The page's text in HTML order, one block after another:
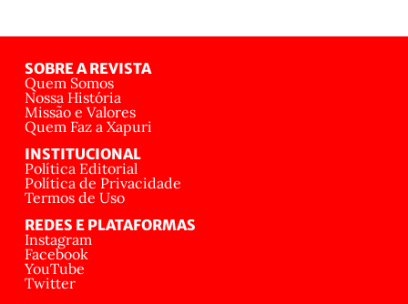
SOBRE A REVISTA
Quem Somos
Nossa História
Missão e Valores
Quem Faz a Xapuri
INSTITUCIONAL
Política Editorial
Política de Privacidade
Termos de Uso
REDES E PLATAFORMAS
Instagram
Facebook
YouTube
Twitter